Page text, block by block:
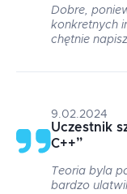
Dobre,
konkretnych
chętnie
9.02.2024
Uczestnik
C++”
Teoria byla
bardzo